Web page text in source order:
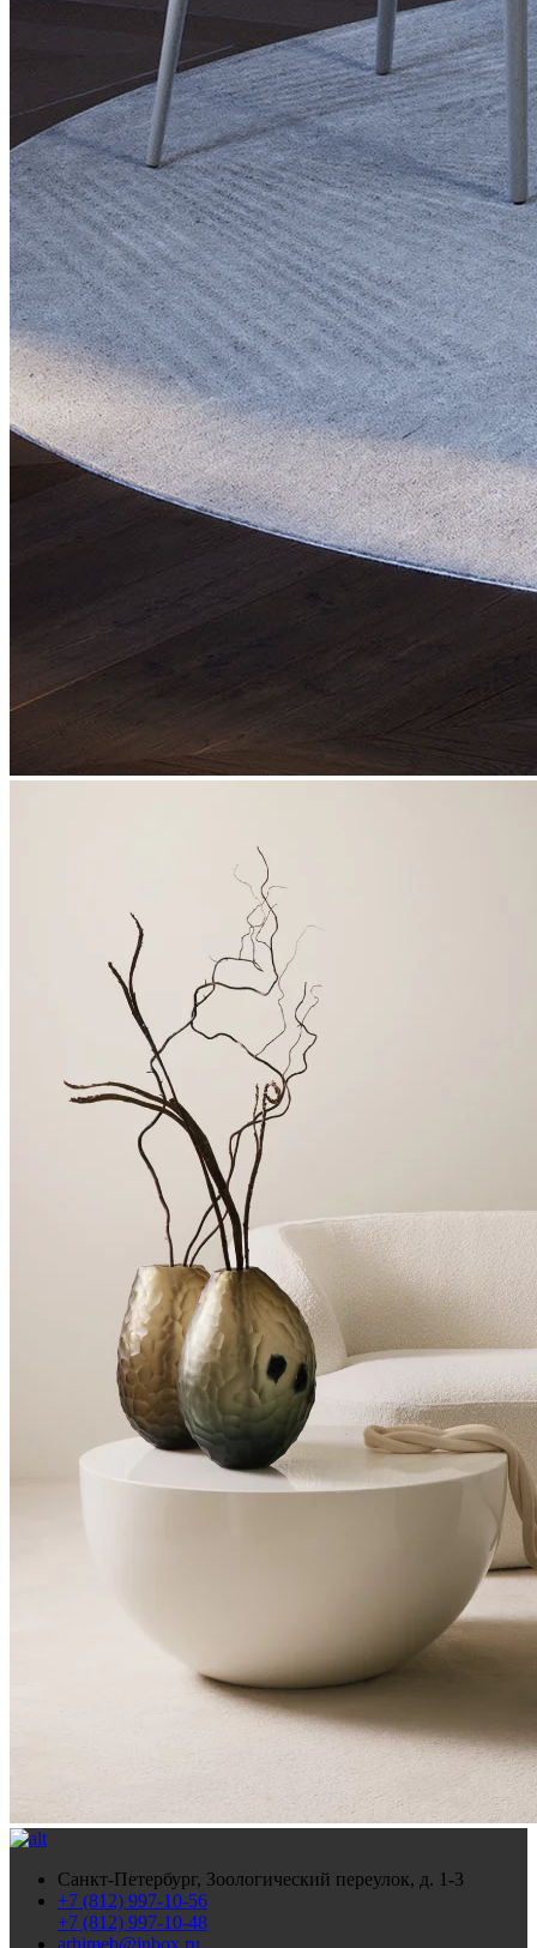
Санкт-Петербург, Зоологический переулок, д. 1-3
+7 (812) 997-10-56
+7 (812) 997-10-48